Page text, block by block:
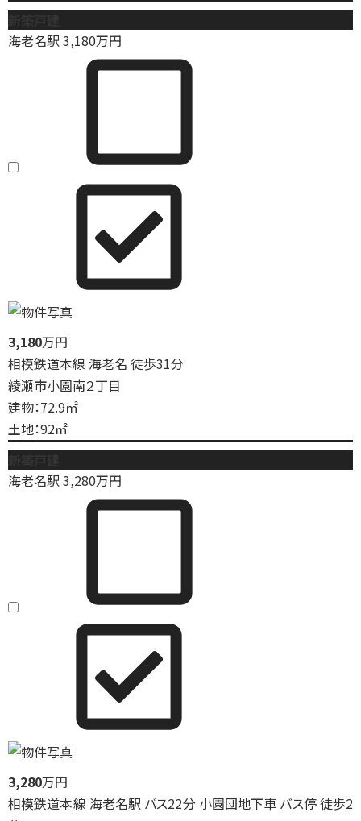
海老名駅3,180万円
3,180万円
相模鉄道本線 海老名 徒歩31分
綾瀬市小園南２丁目
建物：72.9㎡
土地：92㎡
海老名駅3,280万円
3,280万円
相模鉄道本線 海老名駅 バス22分 小園団地下車 バス停 徒歩2